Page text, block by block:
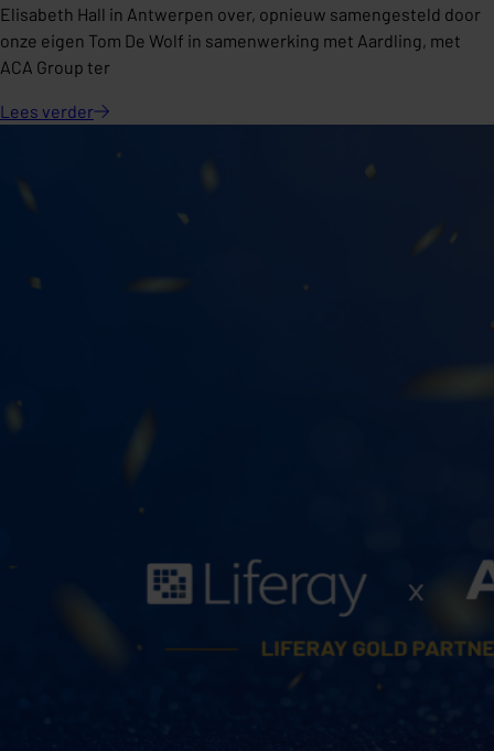
Elisabeth Hall in Antwerpen over, opnieuw samengesteld door
onze eigen Tom De Wolf in samenwerking met Aardling, met
ACA Group ter
Lees verder